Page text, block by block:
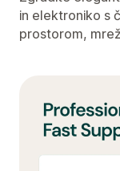
in elektroniko s
prostorom,